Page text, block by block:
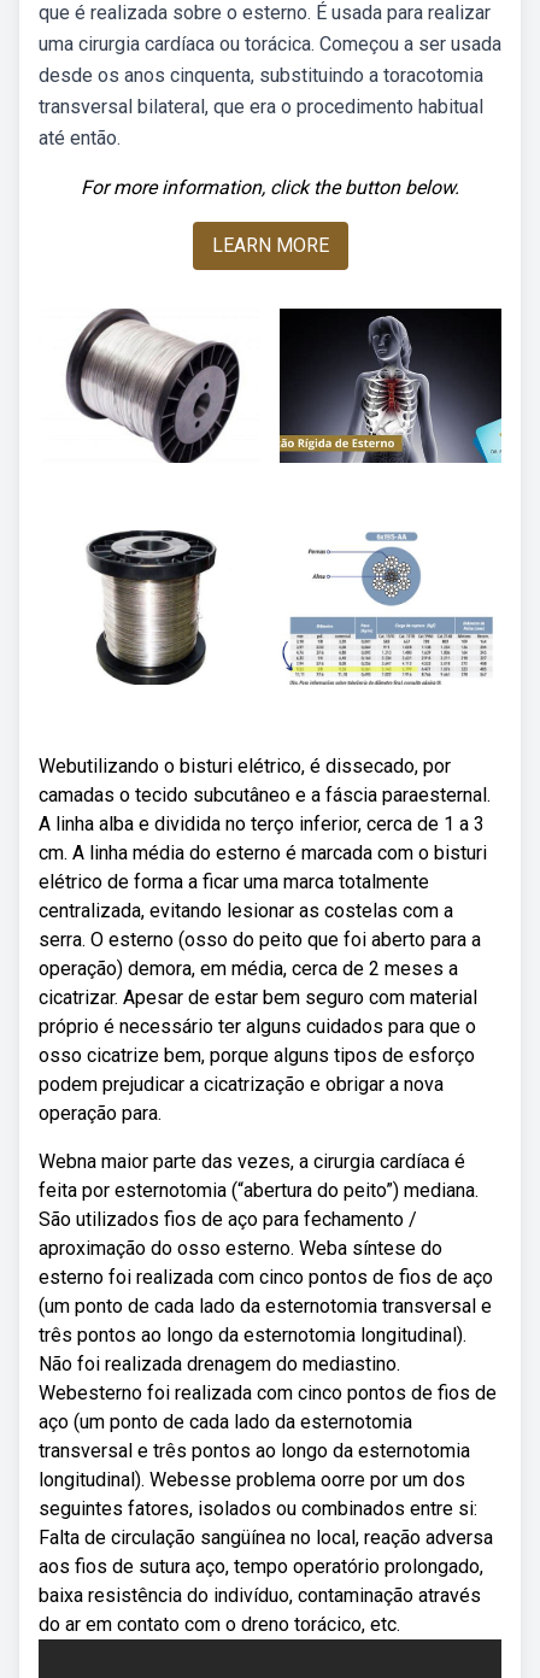
que é realizada sobre o esterno. É usada para realizar
uma cirurgia cardíaca ou torácica. Começou a ser usada
desde os anos cinquenta, substituindo a toracotomia
transversal bilateral, que era o procedimento habitual
até então.
For more information, click the button below.
LEARN MORE
Webutilizando o bisturi elétrico, é dissecado, por
camadas o tecido subcutâneo e a fáscia paraesternal.
A linha alba e dividida no terço inferior, cerca de 1 a 3
cm. A linha média do esterno é marcada com o bisturi
elétrico de forma a ficar uma marca totalmente
centralizada, evitando lesionar as costelas com a
serra. O esterno (osso do peito que foi aberto para a
operação) demora, em média, cerca de 2 meses a
cicatrizar. Apesar de estar bem seguro com material
próprio é necessário ter alguns cuidados para que o
osso cicatrize bem, porque alguns tipos de esforço
podem prejudicar a cicatrização e obrigar a nova
operação para.
Webna maior parte das vezes, a cirurgia cardíaca é
feita por esternotomia (“abertura do peito”) mediana.
São utilizados fios de aço para fechamento /
aproximação do osso esterno. Weba síntese do
esterno foi realizada com cinco pontos de fios de aço
(um ponto de cada lado da esternotomia transversal e
três pontos ao longo da esternotomia longitudinal).
Não foi realizada drenagem do mediastino.
Webesterno foi realizada com cinco pontos de fios de
aço (um ponto de cada lado da esternotomia
transversal e três pontos ao longo da esternotomia
longitudinal). Webesse problema oorre por um dos
seguintes fatores, isolados ou combinados entre si:
Falta de circulação sangüínea no local, reação adversa
aos fios de sutura aço, tempo operatório prolongado,
baixa resistência do indivíduo, contaminação através
do ar em contato com o dreno torácico, etc.